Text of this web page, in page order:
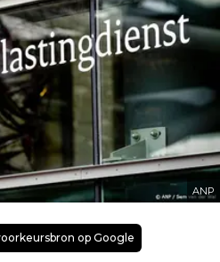
ANP
op Google